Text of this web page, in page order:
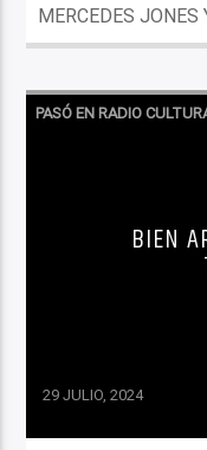
MERCEDES JONES
PASÓ EN RADIO
BIEN
29 JULIO, 2024